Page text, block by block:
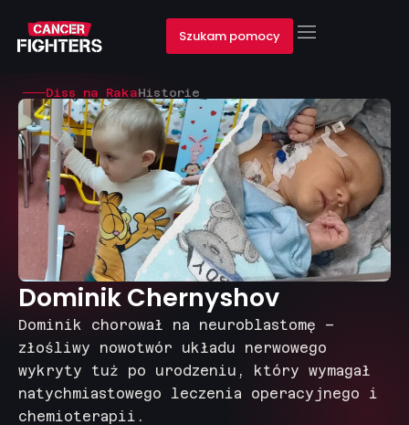
Szukam pomocy
Diss na RakaHistorie
Dominik Chernyshov
Dominik chorował na neuroblastomę –
złośliwy nowotwór układu nerwowego
wykryty tuż po urodzeniu, który wymagał
natychmiastowego leczenia operacyjnego i
chemioterapii.